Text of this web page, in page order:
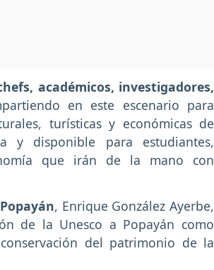
académicos, investigadores,
en este escenario para
turísticas y económicas de
y disponible para estudiantes,
que irán de la mano con
, Enrique González Ayerbe,
de la Unesco a Popayán como
del patrimonio de la